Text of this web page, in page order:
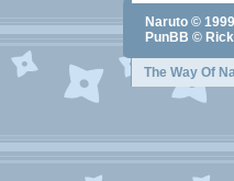
Naruto © 1999
PunBB ©
The Way Of